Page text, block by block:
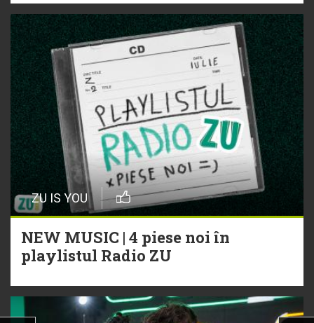
ZU IS YOU
NEW MUSIC | 4 piese noi în
playlistul Radio ZU